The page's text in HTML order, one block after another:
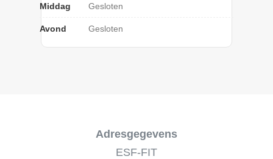
Middag Gesloten
Avond Gesloten
Adresgegevens
ESF-FIT